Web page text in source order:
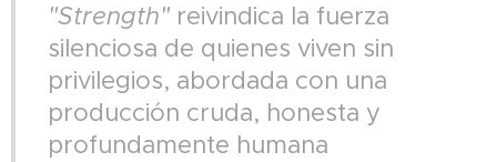
"Strength" reivindica la fuerza
silenciosa de quienes viven sin
privilegios, abordada con una
producción cruda, honesta y
profundamente humana